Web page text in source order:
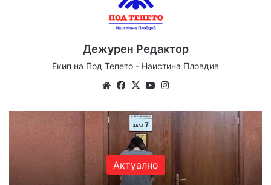
Дежурен Редактор
Екип на Под Тепето - Наистина Пловдив
We
te
Fa
bo
ok
X
Yo
ub
e
ra
Актуално